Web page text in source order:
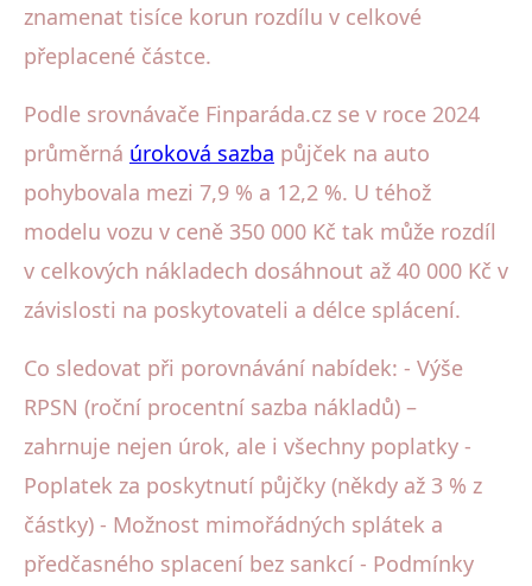
znamenat tisíce korun rozdílu v celkové
přeplacené částce.
Podle srovnávače Finparáda.cz se v roce 2024
průměrná úroková sazba půjček na auto
pohybovala mezi 7,9 % a 12,2 %. U téhož
modelu vozu v ceně 350 000 Kč tak může rozdíl
v celkových nákladech dosáhnout až 40 000 Kč v
závislosti na poskytovateli a délce splácení.
Co sledovat při porovnávání nabídek: - Výše
RPSN (roční procentní sazba nákladů) –
zahrnuje nejen úrok, ale i všechny poplatky -
Poplatek za poskytnutí půjčky (někdy až 3 % z
částky) - Možnost mimořádných splátek a
předčasného splacení bez sankcí - Podmínky